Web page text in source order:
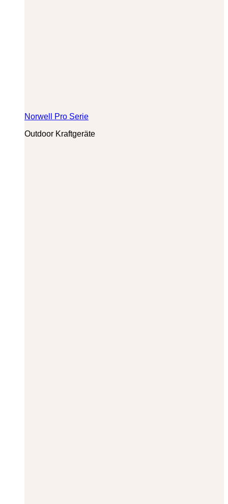
Norwell Pro Serie
Outdoor Kraftgeräte